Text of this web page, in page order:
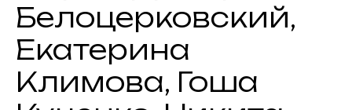
Белоцерковский,
Екатерина
Климова, Гоша